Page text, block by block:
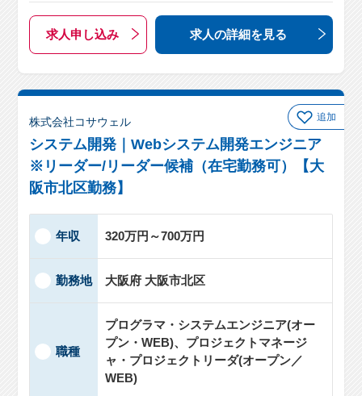
求人申し込み 求人の詳細を見る
追加
株式会社コサウェル
システム開発｜Webシステム開発エンジニア
※リーダー/リーダー候補（在宅勤務可）【大
阪市北区勤務】
年収 320万円～700万円
勤務地 大阪府 大阪市北区
職種
プログラマ・システムエンジニア(オー
プン・WEB)、プロジェクトマネージ
ャ・プロジェクトリーダ(オープン／
WEB)